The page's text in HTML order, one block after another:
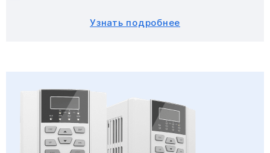
Узнать подробнее